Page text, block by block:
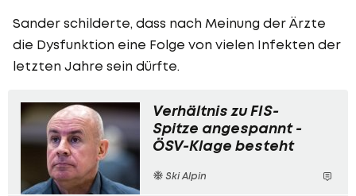
Sander schilderte, dass nach Meinung der Ärzte
die Dysfunktion eine Folge von vielen Infekten der
letzten Jahre sein dürfte.
Verhältnis zu FIS-
Spitze angespannt -
ÖSV-Klage besteht
Ski Alpin